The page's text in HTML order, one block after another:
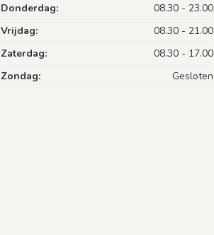
Donderdag:
08.30 - 23.00
Vrijdag:
08.30 - 21.00
Zaterdag:
08.30 - 17.00
Zondag:
Gesloten